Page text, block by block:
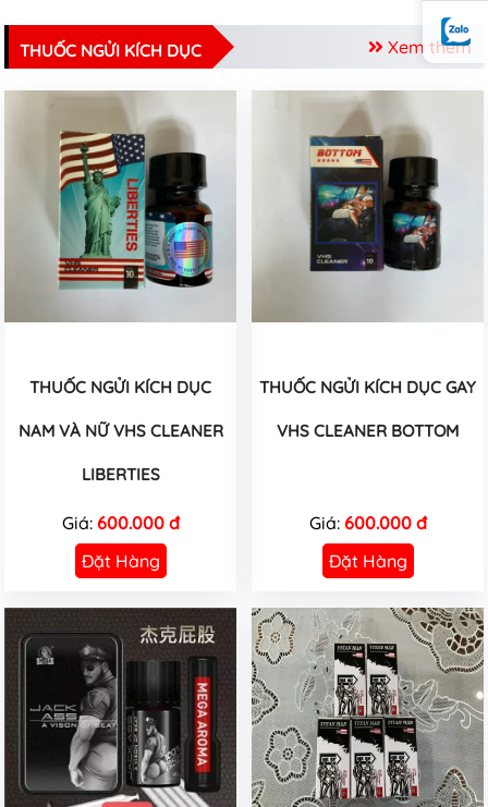
Xem thêm
THUỐC NGỬI KÍCH DỤC
THUỐC NGỬI KÍCH DỤC
NAM VÀ NỮ VHS CLEANER
LIBERTIES
Giá: 600.000 đ
Đặt Hàng
THUỐC NGỬI KÍCH DỤC GAY
VHS CLEANER BOTTOM
Giá: 600.000 đ
Đặt Hàng